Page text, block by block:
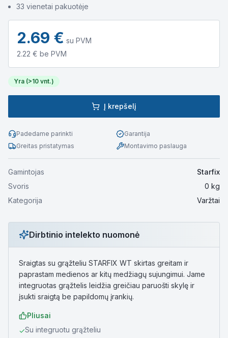
33 vienetai pakuotėje
2.69 € su PVM
2.22 € be PVM
Yra (>10 vnt.)
Į krepšelį
Padedame parinkti
Garantija
Greitas pristatymas
Montavimo paslauga
Gamintojas
Starfix
Svoris
0 kg
Kategorija
Varžtai
Dirbtinio intelekto nuomonė
Sraigtas su grąžteliu STARFIX WT skirtas greitam ir
paprastam medienos ar kitų medžiagų sujungimui. Jame
integruotas grąžtelis leidžia greičiau paruošti skylę ir
įsukti sraigtą be papildomų įrankių.
Pliusai
✓Su integruotu grąžteliu